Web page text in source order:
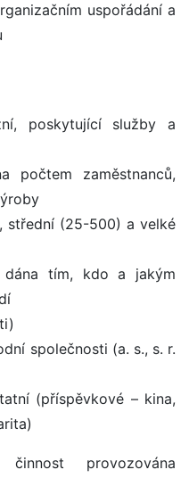
uspořádání a
poskytující služby a
zaměstnanců,
střední (25-500) a velké
tím, kdo a jakým
společnosti (a. s., s. r.
(příspěvkové – kina,
provozována